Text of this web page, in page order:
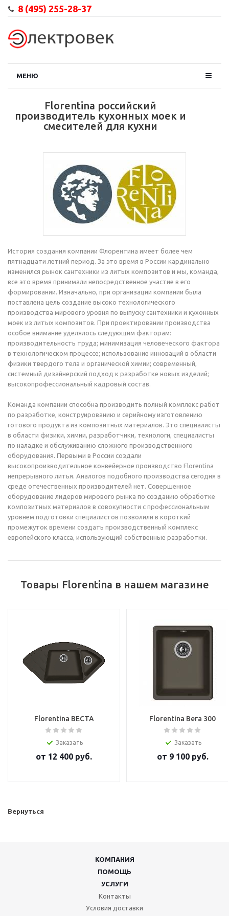
8 (495) 255-28-37
МЕНЮ
Florentina российский
производитель кухонных моек и
смесителей для кухни
История создания компании Флорентина имеет более чем
пятнадцати летний период. За это время в России кардинально
изменился рынок сантехники из литых композитов и мы, команда,
все это время принимали непосредственное участие в его
формировании. Изначально, при организации компании была
поставлена цель создание высоко технологического
производства мирового уровня по выпуску сантехники и кухонных
моек из литых композитов. При проектировании производства
особое внимание уделялось следующим факторам:
производительность труда; минимизация человеческого фактора
в технологическом процессе; использование инноваций в области
физики твердого тела и органической химии; современный,
системный дизайнерский подход к разработке новых изделий;
высокопрофессиональный кадровый состав.
Команда компании способна производить полный комплекс работ
по разработке, конструированию и серийному изготовлению
готового продукта из композитных материалов. Это специалисты
в области физики, химии, разработчики, технологи, специалисты
по наладке и обслуживанию сложного производственного
оборудования. Первыми в России создали
высокопроизводительное конвейерное производство Florentina
непрерывного литья. Аналогов подобного производства сегодня в
среде отечественных производителей нет. Совершенное
оборудование лидеров мирового рынка по созданию обработке
композитных материалов в совокупности с профессиональным
уровнем подготовки специалистов позволили в короткий
промежуток времени создать производственный комплекс
европейского класса, использующий собственные разработки.
Товары Florentina в нашем магазине
Florentina ВЕСТА
Заказать
от 12 400 руб.
Florentina Вега 300
Заказать
от 9 100руб.
Вернуться
КОМПАНИЯ
ПОМОЩЬ
УСЛУГИ
Контакты
Условия доставки